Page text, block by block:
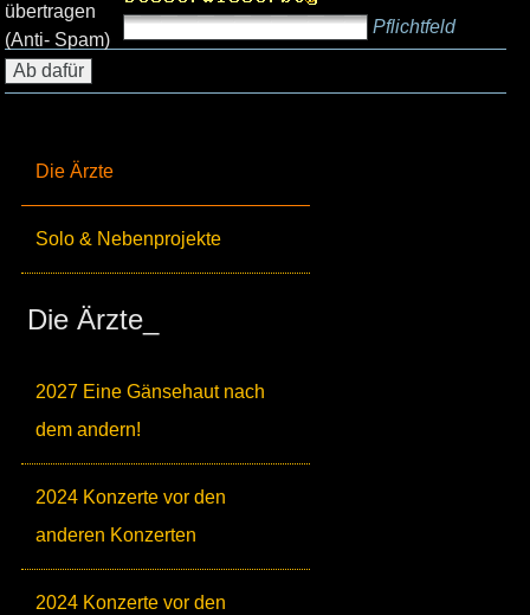
Die Ärzte
Solo & Nebenprojekte
Die Ärzte_
2027 Eine Gänsehaut nach
dem andern!
2024 Konzerte vor den
anderen Konzerten
2024 Konzerte vor den
übertragen
(Anti- Spam)
Pflichtfeld